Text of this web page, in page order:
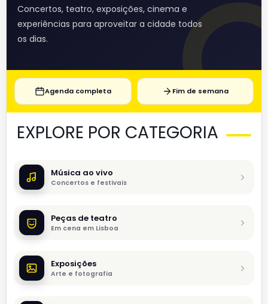
Concertos, teatro, exposições, cinema e
experiências para aproveitar a cidade todos
os dias.
Agenda completa Fim de semana
EXPLORE POR CATEGORIA
Música ao vivo
Concertos e festivais
Peças de teatro
Em cena em Lisboa
Exposições
Arte e fotografia